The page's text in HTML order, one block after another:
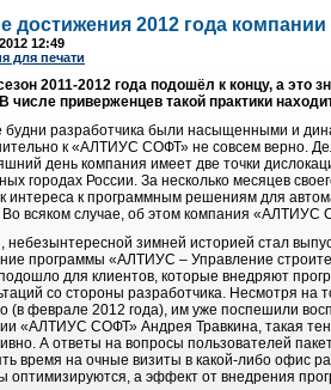
достижения 2012 года
12:49
для печати
2011-2012 года подошёл к концу, а это
числе приверженцев такой практики
будни разработчика были насыщенными и
к «АЛТИУС СОФТ» не совсем верно.
день компания имеет две точки
городах России. За несколько месяцев
интереса к программным решениям для
всяком случае, об этом компания «АЛТИУС
небезынтересной зимней историей стал
программы «АЛТИУС – Управление
для клиентов, которые внедряют
со стороны разработчика. Несмотря
(в феврале 2012 года), им уже поспешили
«АЛТИУС СОФТ» Андрея Травкина, такая
А ответы на вопросы пользователей
время на очные визиты в какой-либо офис
оптимизируются, а эффект от внедрения